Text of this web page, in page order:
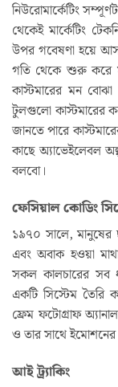
নিউরোমার্কেটিং
থেকেই মার্কেটিং
উপর গবেষণা হয়ে
গতি থেকে শুরু করে
কাস্টমারের মন
টুলগুলো কাস্টমারের
জানতে পারে
কাছে অ্যাভেইলেবল
বলবো।
ফেসিয়াল কোডিং
১৯৭০ সালে,
এবং অবাক হওয়া
সকল কালচারের সব
একটি সিস্টেম তৈরি
ফ্রেম ফটোগ্রাফ
ও তার সাথে
আই ট্র‍্যাকিং